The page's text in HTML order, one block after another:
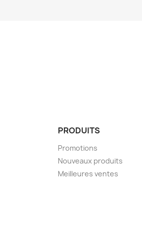
PRODUITS
Promotions
Nouveaux produits
Meilleures ventes